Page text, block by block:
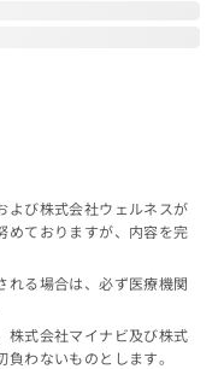
よび株式会社ウェルネスが
めておりますが、内容を完
れる場合は、必ず医療機関
株式会社マイナビ及び株式
わないものとします。